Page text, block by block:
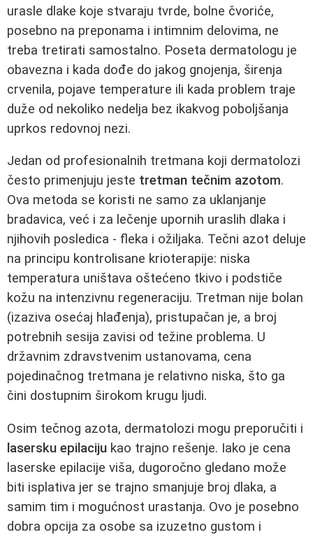
urasle dlake koje stvaraju tvrde, bolne čvoriće,
posebno na preponama i intimnim delovima, ne
treba tretirati samostalno. Poseta dermatologu je
obavezna i kada dođe do jakog gnojenja, širenja
crvenila, pojave temperature ili kada problem traje
duže od nekoliko nedelja bez ikakvog poboljšanja
uprkos redovnoj nezi.
Jedan od profesionalnih tretmana koji dermatolozi
često primenjuju jeste tretman tečnim azotom.
Ova metoda se koristi ne samo za uklanjanje
bradavica, već i za lečenje upornih uraslih dlaka i
njihovih posledica - fleka i ožiljaka. Tečni azot deluje
na principu kontrolisane krioterapije: niska
temperatura uništava oštećeno tkivo i podstiče
kožu na intenzivnu regeneraciju. Tretman nije bolan
(izaziva osećaj hlađenja), pristupačan je, a broj
potrebnih sesija zavisi od težine problema. U
državnim zdravstvenim ustanovama, cena
pojedinačnog tretmana je relativno niska, što ga
čini dostupnim širokom krugu ljudi.
Osim tečnog azota, dermatolozi mogu preporučiti i
lasersku epilaciju kao trajno rešenje. Iako je cena
laserske epilacije viša, dugoročno gledano može
biti isplativa jer se trajno smanjuje broj dlaka, a
samim tim i mogućnost urastanja. Ovo je posebno
dobra opcija za osobe sa izuzetno gustom i